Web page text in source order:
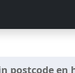
postcode en